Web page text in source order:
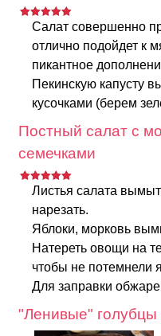
Салат совершенно
отлично подойдет к
пикантное
Пекинскую капусту
кусочками (берем
Постный салат с
семечками
Листья салата
нарезать.
Яблоки, морковь
Натереть овощи на
чтобы не потемнели
Для заправки
"Ленивые" голубцы